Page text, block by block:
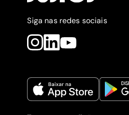
Siga nas redes sociais